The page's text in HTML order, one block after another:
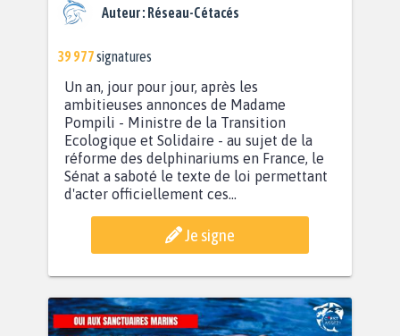
Auteur : Réseau-Cétacés
39 977signatures
Un an, jour pour jour, après les
ambitieuses annonces de Madame
Pompili - Ministre de la Transition
Ecologique et Solidaire - au sujet de la
réforme des delphinariums en France, le
Sénat a saboté le texte de loi permettant
d'acter officiellement ces...
Je signe